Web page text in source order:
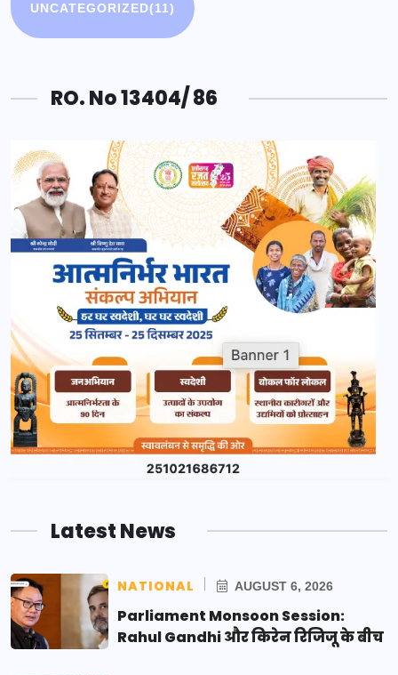
UNCATEGORIZED(11)
RO. No 13404/ 86
Latest News
NATIONAL AUGUST 6, 2026
Parliament Monsoon Session:
Rahul Gandhi और किरेन रिजिजू के बीच